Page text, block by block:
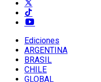
Ediciones
ARGENTINA
BRASIL
CHILE
GLOBAL